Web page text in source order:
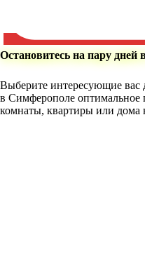
Остановитесь на пару дней
Выберите интересующие вас
в Симферополе оптимальное
комнаты, квартиры или дома